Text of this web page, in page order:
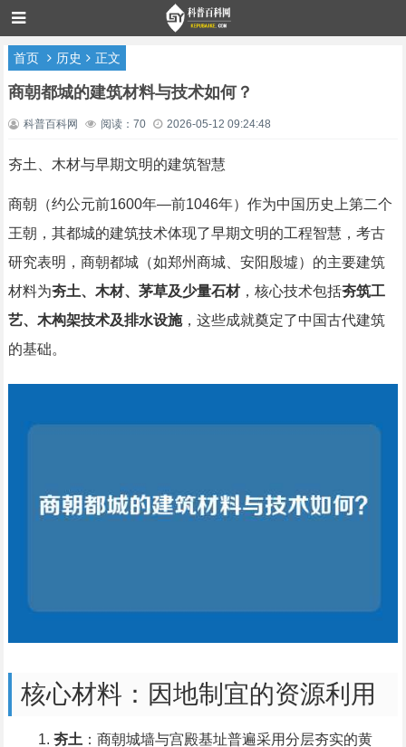
首页 历史 正文
商朝都城的建筑材料与技术如何？
科普百科网 阅读：70 2026-05-12 09:24:48
夯土、木材与早期文明的建筑智慧
商朝（约公元前1600年—前1046年）作为中国历史上第二个
王朝，其都城的建筑技术体现了早期文明的工程智慧，考古
研究表明，商朝都城（如郑州商城、安阳殷墟）的主要建筑
材料为夯土、木材、茅草及少量石材，核心技术包括夯筑工
艺、木构架技术及排水设施，这些成就奠定了中国古代建筑
的基础。
核心材料：因地制宜的资源利用
夯土：商朝城墙与宫殿基址普遍采用分层夯实的黄